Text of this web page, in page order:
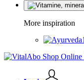
More inspiration